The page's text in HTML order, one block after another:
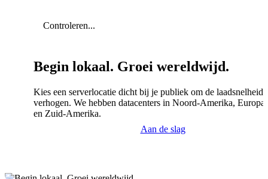
Controleren...
Begin lokaal. Groei wereldwijd.
Kies een serverlocatie dicht bij je publiek om de laadsnelheid
verhogen. We hebben datacenters in Noord-Amerika,
en Zuid-Amerika.
Aan de slag